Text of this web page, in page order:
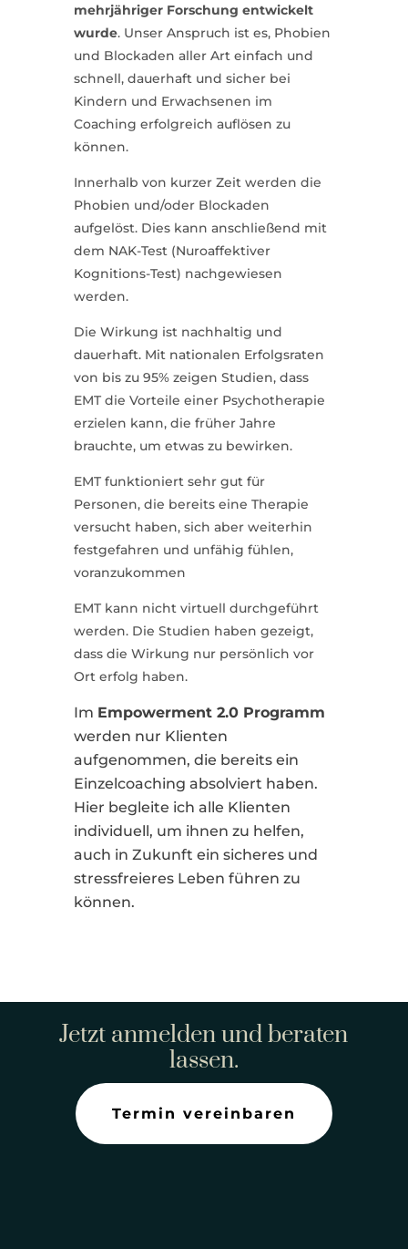
mehrjähriger Forschung entwickelt
wurde. Unser Anspruch ist es, Phobien
und Blockaden aller Art einfach und
schnell, dauerhaft und sicher bei
Kindern und Erwachsenen im
Coaching erfolgreich auflösen zu
können.
Innerhalb von kurzer Zeit werden die
Phobien und/oder Blockaden
aufgelöst. Dies kann anschließend mit
dem NAK-Test (Nuroaffektiver
Kognitions-Test) nachgewiesen
werden.
Die Wirkung ist nachhaltig und
dauerhaft. Mit nationalen Erfolgsraten
von bis zu 95% zeigen Studien, dass
EMT die Vorteile einer Psychotherapie
erzielen kann, die früher Jahre
brauchte, um etwas zu bewirken.
EMT funktioniert sehr gut für
Personen, die bereits eine Therapie
versucht haben, sich aber weiterhin
festgefahren und unfähig fühlen,
voranzukommen
EMT kann nicht virtuell durchgeführt
werden. Die Studien haben gezeigt,
dass die Wirkung nur persönlich vor
Ort erfolg haben.
Im Empowerment 2.0 Programm
werden nur Klienten
aufgenommen, die bereits ein
Einzelcoaching absolviert haben.
Hier begleite ich alle Klienten
individuell, um ihnen zu helfen,
auch in Zukunft ein sicheres und
stressfreieres Leben führen zu
können.
Jetzt anmelden und beraten
lassen.
Termin vereinbaren